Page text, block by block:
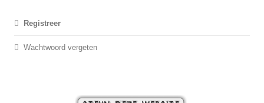
Registreer
Wachtwoord vergeten